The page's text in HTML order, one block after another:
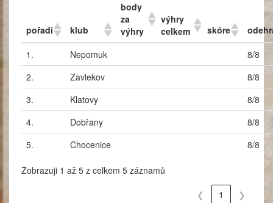
pořadí klub
body
za
výhry
výhry
celkem
skóre
1.
Nepomuk
8/8
2.
Zavlekov
8/8
3.
Klatovy
8/8
4.
Dobřany
8/8
5.
Chocenice 8/8
Zobrazuji 1 až 5 z celkem 5 záznamů
❮
1 ❯